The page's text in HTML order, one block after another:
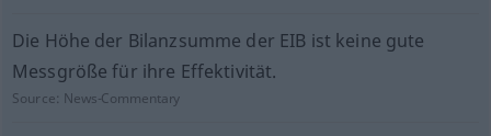
Die Höhe der Bilanzsumme der EIB ist keine gute
Messgröße für ihre Effektivität.
Source: News-Commentary